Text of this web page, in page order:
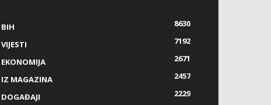
BIH
8630
VIJESTI
7192
EKONOMIJA
2671
IZ MAGAZINA
2457
DOGAĐAJI
2229